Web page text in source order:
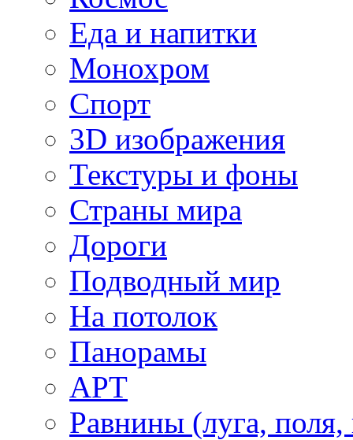
Еда и напитки
Монохром
Спорт
3D изображения
Текстуры и фоны
Страны мира
Дороги
Подводный мир
На потолок
Панорамы
АРТ
Равнины (луга,